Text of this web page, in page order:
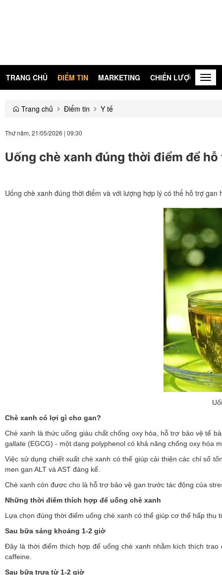
TRANG CHỦ ĐIỂM TIN MARKETING CHIẾN LƯỢC
Trang chủ Điểm tin Y tế
Thứ năm, 21/05/2026 | 09:30
Uống chè xanh đúng thời điểm để
Uống chè xanh đúng thời điểm và với lượng hợp lý có thể hỗ trợ gan
Chè xanh có lợi gì cho gan?
Chè xanh là thức uống giàu chất chống oxy hóa, hỗ trợ bảo vệ tế
gallate (EGCG) - một dạng polyphenol có khả năng chống oxy hóa
Việc sử dụng chiết xuất chè xanh có thể giúp cải thiện các chỉ số
men gan ALT và AST đáng kể.
Chè xanh còn được cho là hỗ trợ bảo vệ gan trước tác động của
Những thời điểm thích hợp để uống chè xanh
Lựa chọn đúng thời điểm uống chè xanh có thể giúp cơ thể hấp
Sau bữa sáng khoảng 1-2 giờ
Đây là thời điểm thích hợp để uống chè xanh nhằm kích thích
caffeine.
Sau bữa trưa từ 1-2 giờ